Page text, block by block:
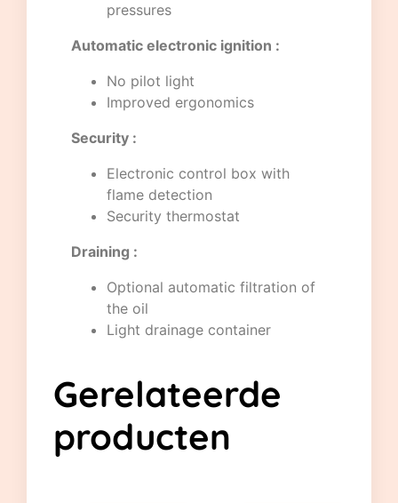
pressures
Automatic electronic ignition :
No pilot light
Improved ergonomics
Security :
Electronic control box with
flame detection
Security thermostat
Draining :
Optional automatic filtration of
the oil
Light drainage container
Gerelateerde
producten